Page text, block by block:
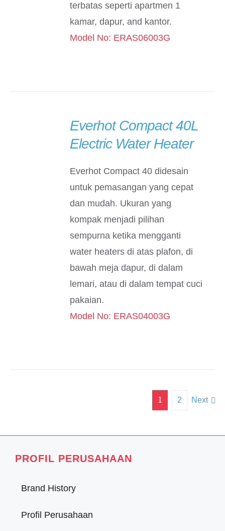
terbatas seperti apartmen 1
kamar, dapur, and kantor.
Model No: ERAS06003G
Everhot Compact 40L
Electric Water Heater
Everhot Compact 40 didesain
untuk pemasangan yang cepat
dan mudah. Ukuran yang
kompak menjadi pilihan
sempurna ketika mengganti
water heaters di atas plafon, di
bawah meja dapur, di dalam
lemari, atau di dalam tempat cuci
pakaian.
Model No: ERAS04003G
1 2 Next
PROFIL PERUSAHAAN
Brand History
Profil Perusahaan